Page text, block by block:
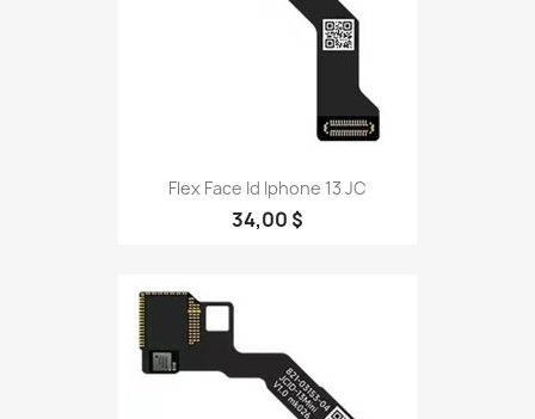
Flex Face Id Iphone 13 JC
34,00 $